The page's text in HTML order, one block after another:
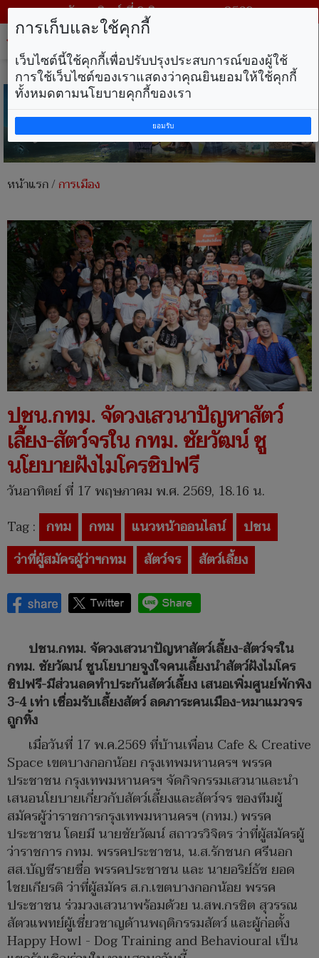
วันอาทิตย์ ที่ 9 สิงหาคม พ.ศ. 2569
หน้าแรก/การเมือง
ปชน.กทม. จัดวงเสวนาปัญหาสัตว์
เลี้ยง-สัตว์จรใน กทม. ชัยวัฒน์ ชู
นโยบายฝังไมโครชิปฟรี
วันอาทิตย์ ที่ 17 พฤษภาคม พ.ศ. 2569, 18.16 น.
Tag : กทม กทม แนวหน้าออนไลน์
ปชน
ว่าที่ผู้สมัครผู้ว่าฯกทม
สัตว์จร สัตว์เลี้ยง
ปชน.กทม. จัดวงเสวนาปัญหาสัตว์เลี้ยง-สัตว์จรใน
กทม. ชัยวัฒน์ ชูนโยบายจูงใจคนเลี้ยงนำสัตว์ฝังไมโคร
ชิปฟรี-มีส่วนลดทำประกันสัตว์เลี้ยง เสนอเพิ่มศูนย์พักพิง
3-4 เท่า เชื่อมรับเลี้ยงสัตว์ ลดภาระคนเมือง-หมาแมวจร
ถูกทิ้ง
เมื่อวันที่ 17 พ.ค.2569 ที่บ้านเพื่อน Cafe & Creative
Space เขตบางกอกน้อย กรุงเทพมหานครฯ พรรค
ประชาชน กรุงเทพมหานครฯ จัดกิจกรรมเสวนาและนำ
เสนอนโยบายเกี่ยวกับสัตว์เลี้ยงและสัตว์จร ของทีมผู้
สมัครผู้ว่าราชการกรุงเทพมหานครฯ (กทม.) พรรค
ประชาชน โดยมี นายชัยวัฒน์ สถาวรวิจิตร ว่าที่ผู้สมัครผู้
ว่าราชการ กทม. พรรคประชาชน, น.ส.รักชนก ศรีนอก
สส.บัญชีรายชื่อ พรรคประชาชน และ นายอริย์ธัช ยอด
ไชยเกียรติ ว่าที่ผู้สมัคร ส.ก.เขตบางกอกน้อย พรรค
ประชาชน ร่วมวงเสวนาพร้อมด้วย น.สพ.กรชิต สุวรรณ
สัตวแพทย์ผู้เชี่ยวชาญด้านพฤติกรรมสัตว์ และผู้ก่อตั้ง
Happy Howl - Dog Training and Behavioural เป็น
การเก็บและใช้คุกกี้
เว็บไซต์นี้ใช้คุกกี้เพื่อปรับปรุงประสบการณ์ของผู้ใช้
การใช้เว็บไซต์ของเราแสดงว่าคุณยินยอมให้ใช้คุกกี้
ทั้งหมดตามนโยบายคุกกี้ของเรา
ยอมรับ